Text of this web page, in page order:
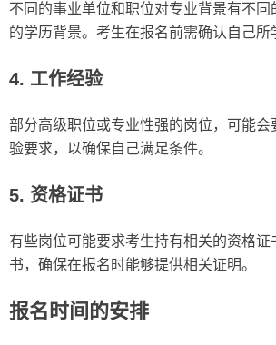
不同的事业单位和职位对专业背景有不
的学历背景。考生在报名前需确认自己
4. 工作经验
部分高级职位或专业性强的岗位，可能
验要求，以确保自己满足条件。
5. 资格证书
有些岗位可能要求考生持有相关的资格
书，确保在报名时能够提供相关证明。
报名时间的安排